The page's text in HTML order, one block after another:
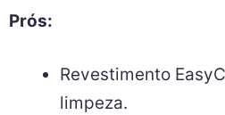
Prós:
Revestimento
limpeza.